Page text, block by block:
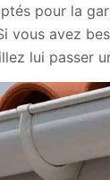
pour la
vous avez
lui passer